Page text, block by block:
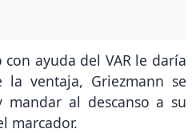
ayuda del VAR le daría
la ventaja, Griezmann se
mandar al descanso a su
marcador.